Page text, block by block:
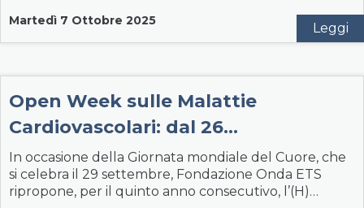
Martedì 7 Ottobre 2025 Leggi
Open Week sulle Malattie
Cardiovascolari: dal 26…
In occasione della Giornata mondiale del Cuore, che
si celebra il 29 settembre, Fondazione Onda ETS
ripropone, per il quinto anno consecutivo, l’(H)…